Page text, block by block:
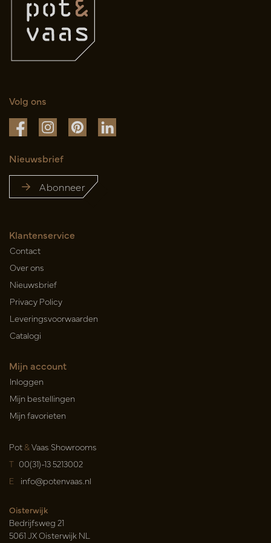
Volg ons
Nieuwsbrief
Abonneer
Klantenservice
Contact
Over ons
Nieuwsbrief
Privacy Policy
Leveringsvoorwaarden
Catalogi
Mijn account
Inloggen
Mijn bestellingen
Mijn favorieten
Pot&Vaas Showrooms
T 00(31)-13 5213002
E info@potenvaas.nl
Oisterwijk
Bedrijfsweg 21
5061 JX Oisterwijk NL